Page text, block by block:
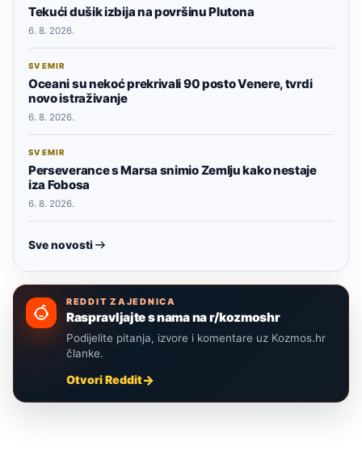
Tekući dušik izbija na površinu Plutona
6. 8. 2026.
SVEMIR
Oceani su nekoć prekrivali 90 posto Venere, tvrdi
novo istraživanje
6. 8. 2026.
SVEMIR
Perseverance s Marsa snimio Zemlju kako nestaje
iza Fobosa
6. 8. 2026.
Sve novosti
REDDIT ZAJEDNICA
Raspravljajte s nama na r/kozmoshr
Podijelite pitanja, izvore i komentare uz Kozmos.hr
članke.
Otvori Reddit